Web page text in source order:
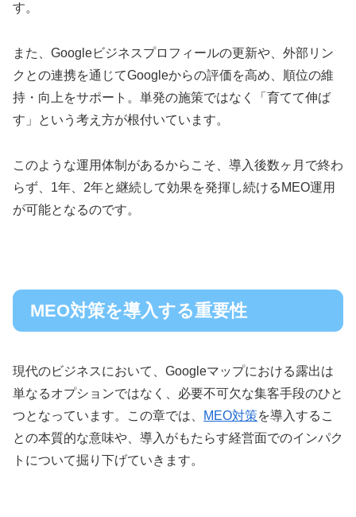
す。
また、Googleビジネスプロフィールの更新や、外部リン
クとの連携を通じてGoogleからの評価を高め、順位の維
持・向上をサポート。単発の施策ではなく「育てて伸ば
す」という考え方が根付いています。
このような運用体制があるからこそ、導入後数ヶ月で終わ
らず、1年、2年と継続して効果を発揮し続けるMEO運用
が可能となるのです。
MEO対策を導入する重要性
現代のビジネスにおいて、Googleマップにおける露出は
単なるオプションではなく、必要不可欠な集客手段のひと
つとなっています。この章では、
MEO対策を導入するこ
との本質的な意味や、導入がもたらす経営面でのインパク
トについて掘り下げていきます。